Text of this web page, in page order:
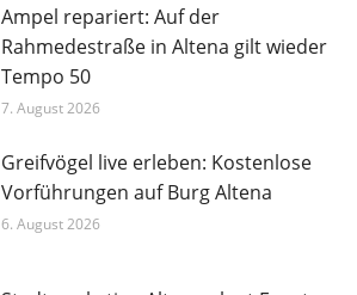
Ampel repariert: Auf der
Rahmedestraße in Altena gilt wieder
Tempo 50
7. August 2026
Greifvögel live erleben: Kostenlose
Vorführungen auf Burg Altena
6. August 2026